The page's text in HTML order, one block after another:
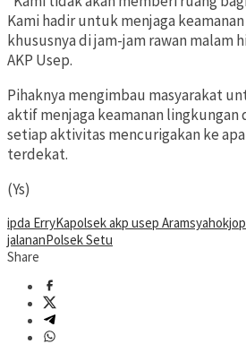
Kami hadir untuk menjaga
khususnya di jam-jam rawan malam
AKP Usep.
Pihaknya mengimbau masyarakat
aktif menjaga keamanan lingkungan
setiap aktivitas mencurigakan ke
terdekat.
(Ys)
ipda ErryKapolsek akp usep Aramsyahokj
jalananPolsek Setu
Share